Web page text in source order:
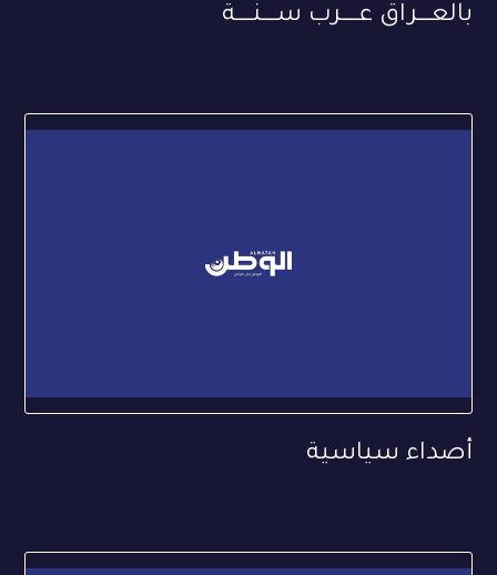
بالعــــراق عـــــرب ســــنـــــة
أصداء سياسية